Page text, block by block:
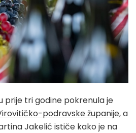
prije tri godine pokrenula je
podravske županije, a
Jakelić ističe kako je na